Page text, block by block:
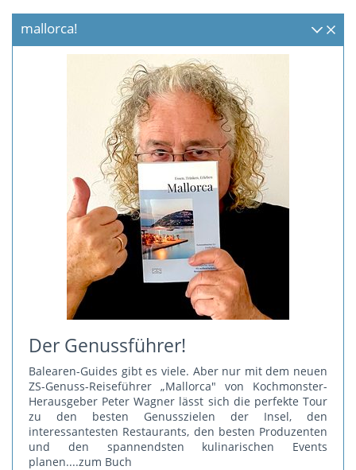
mallorca!
Der Genussführer!
Balearen-Guides gibt es viele. Aber nur mit dem neuen
ZS-Genuss-Reiseführer „Mallorca" von Kochmonster-
Herausgeber Peter Wagner lässt sich die perfekte Tour
zu den besten Genusszielen der Insel, den
interessantesten Restaurants, den besten Produzenten
und den spannendsten kulinarischen Events
planen....zum Buch